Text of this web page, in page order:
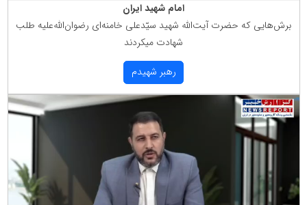
امام شهید ایران
برش‌هایی كه حضرت آیت‌الله شهید سیّدعلی خامنه‌ای رضوان‌الله‌علیه طلب
شهادت میكردند
رهبر شهیدم